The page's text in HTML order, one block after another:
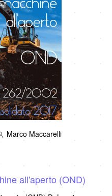
Marco Maccarelli
all'aperto (OND)